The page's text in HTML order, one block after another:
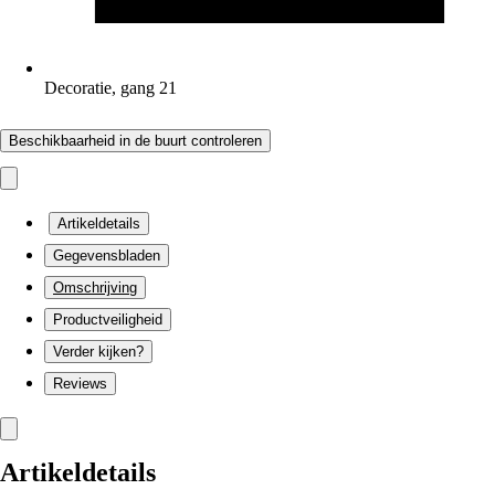
Decoratie, gang 21
Beschikbaarheid in de buurt controleren
Artikeldetails
Gegevensbladen
Omschrijving
Productveiligheid
Verder kijken?
Reviews
Artikeldetails